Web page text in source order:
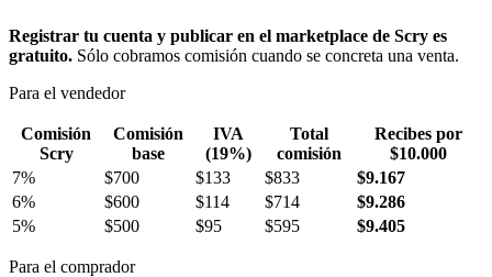
Registrar tu cuenta y publicar en el marketplace de Scry es
gratuito. Sólo cobramos comisión cuando se concreta una venta.
Para el vendedor
Comisión
Scry
Comisión
base
IVA
(19%)
Total
comisión
Recibes por
$10.000
7%
$700 $133 $833
$9.167
6%
$600 $114 $714
$9.286
5%
$500 $95 $595 $9.405
Para el comprador